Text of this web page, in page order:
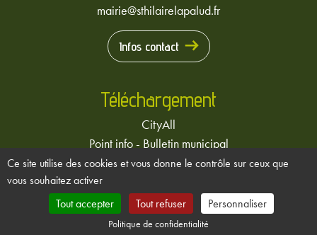
mairie@sthilairelapalud.fr
Infos contact
Téléchargement
CityAll
Point info - Bulletin municipal
Mentions légales-Politique de confidentialité
Ce site utilise des cookies et vous donne le contrôle sur ceux que
vous souhaitez activer
Tout accepter
Tout refuser Personnaliser
Politique de confidentialité